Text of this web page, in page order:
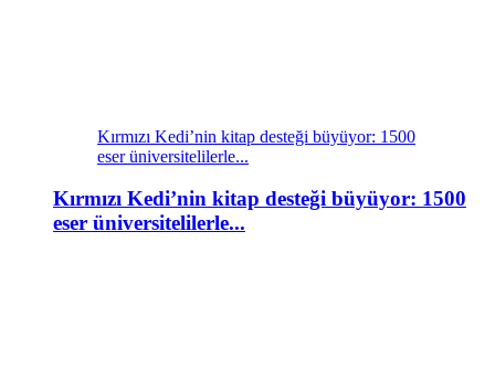
Kırmızı Kedi’nin kitap desteği büyüyor: 1500
eser üniversitelilerle...
Kırmızı Kedi’nin kitap desteği büyüyor: 1500
eser üniversitelilerle...